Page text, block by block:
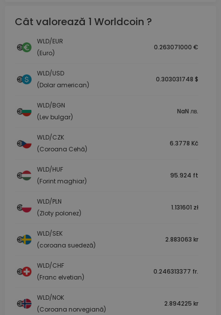
Cât valorează 1 Worldcoin ?
WLD/EUR
(Euro)
0.263071000 €
WLD/USD
(Dolar american)
0.303031748 $
WLD/BGN
(Lev bulgar)
NaN лв.
WLD/CZK
(Coroana Cehă)
6.3778 Kč
WLD/HUF
(Forint maghiar)
95.924 ft
WLD/PLN
(Zloty polonez)
1.131601 zł
WLD/SEK
(coroana suedeză)
2.883063 kr
WLD/CHF
(Franc elvetian)
0.246313377 fr.
WLD/NOK
(Coroana norvegiană)
2.894225 kr